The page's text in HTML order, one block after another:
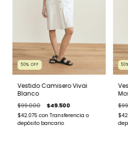
50% OFF
Vestido Camisero Vivai
Blanco
$99.000 $49.500
$42.075con Transferencia o
depósito bancario
50